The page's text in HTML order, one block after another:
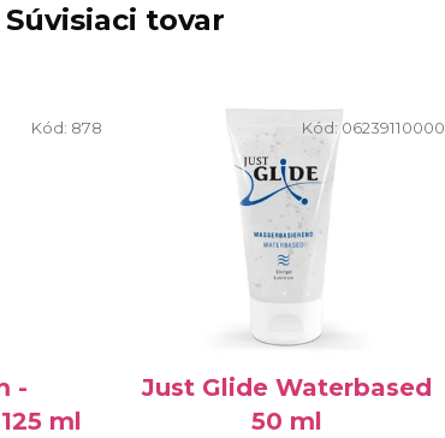
Súvisiaci tovar
-
ml
Kód: 878
Just Glide Waterbased
50 ml
Kód: 06239110000